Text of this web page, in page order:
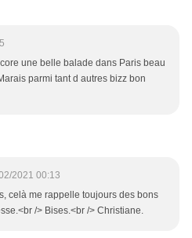
une belle balade dans Paris beau
parmi tant d autres bizz bon
2021 00:13
celà me rappelle toujours des bons
/> Bises.<br /> Christiane.